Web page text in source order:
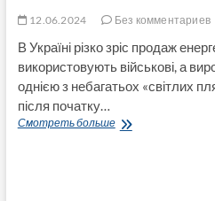
12.06.2024 Без комментариев
В Україні різко зріс продаж
використовують військові, а
однією з небагатьох «світлих
після початку…
Смотреть большеВ